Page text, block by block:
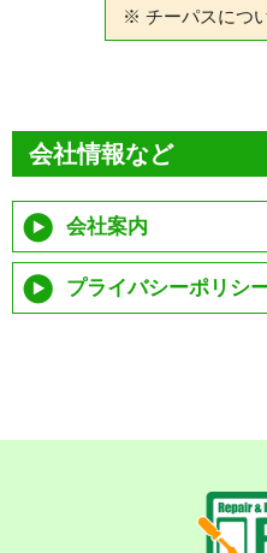
※ チーパスにつ
会社情報など
会社案内
プライバシーポリシ